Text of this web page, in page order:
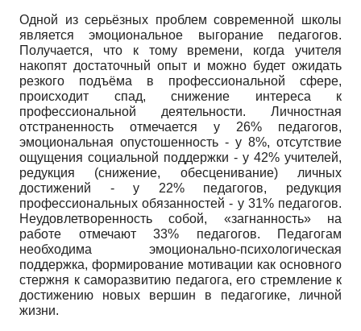
Одной из серьёзных проблем современной школы
является эмоциональное выгорание педагогов.
Получается, что к тому времени, когда учителя
накопят достаточный опыт и можно будет ожидать
резкого подъёма в профессиональной сфере,
происходит спад, снижение интереса к
профессиональной деятельности. Личностная
отстраненность отмечается у 26% педагогов,
эмоциональная опустошенность - у 8%, отсутствие
ощущения социальной поддержки - у 42% учителей,
редукция (снижение, обесценивание) личных
достижений - у 22% педагогов, редукция
профессиональных обязанностей - у 31% педагогов.
Неудовлетворенность собой, «загнанность» на
работе отмечают 33% педагогов. Педагогам
необходима эмоционально-психологическая
поддержка, формирование мотивации как основного
стержня к саморазвитию педагога, его стремление к
достижению новых вершин в педагогике, личной
жизни.